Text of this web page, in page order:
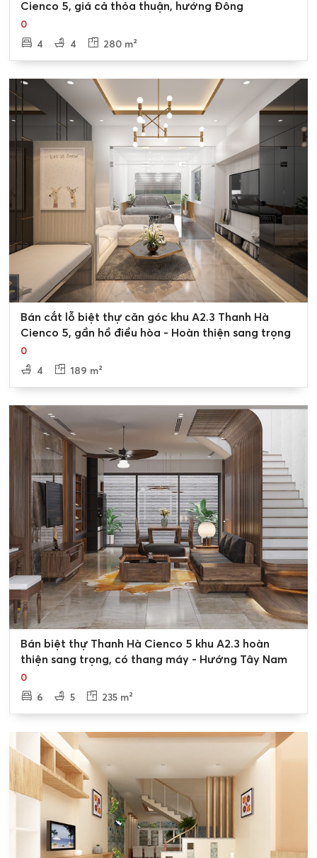
Cienco 5, giá cả thỏa thuận, hướng Đông
0
4
4 280 m²
Bán cắt lỗ biệt thự căn góc khu A2.3 Thanh Hà
Cienco 5, gần hồ điều hòa - Hoàn thiện sang trọng
0
4
189 m²
Bán biệt thự Thanh Hà Cienco 5 khu A2.3 hoàn
thiện sang trọng, có thang máy - Hướng Tây Nam
0
6
5 235 m²